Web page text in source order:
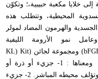
خلايا مكعبة حبيبية،؛ وتكوّن
المحيطية، وتتطلب هذه
والهرمون المضاد لمولر
نمو الأرومة الليفية
ومجموعة لجائن (KL) Kit
ومعناها : 1- جزيء أو ذرة أو
شاردة ترتبط بذرة أو جزيء آخر مركزي وتؤلف محيطه المباشر. 2- جزيء